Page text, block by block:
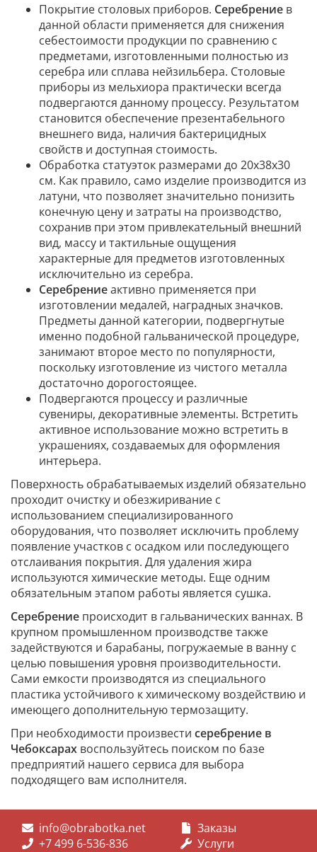
Покрытие столовых приборов. Серебрение в
данной области применяется для снижения
себестоимости продукции по сравнению с
предметами, изготовленными полностью из
серебра или сплава нейзильбера. Столовые
приборы из мельхиора практически всегда
подвергаются данному процессу. Результатом
становится обеспечение презентабельного
внешнего вида, наличия бактерицидных
свойств и доступная стоимость.
Обработка статуэток размерами до 20х38х30
см. Как правило, само изделие производится из
латуни, что позволяет значительно понизить
конечную цену и затраты на производство,
сохранив при этом привлекательный внешний
вид, массу и тактильные ощущения
характерные для предметов изготовленных
исключительно из серебра.
Серебрениеактивно применяется при
изготовлении медалей, наградных значков.
Предметы данной категории, подвергнутые
именно подобной гальванической процедуре,
занимают второе место по популярности,
поскольку изготовление из чистого металла
достаточно дорогостоящее.
Подвергаются процессу и различные
сувениры, декоративные элементы. Встретить
активное использование можно встретить в
украшениях, создаваемых для оформления
интерьера.
Поверхность обрабатываемых изделий обязательно
проходит очистку и обезжиривание с
использованием специализированного
оборудования, что позволяет исключить проблему
появление участков с осадком или последующего
отслаивания покрытия. Для удаления жира
используются химические методы. Еще одним
обязательным этапом работы является сушка.
Серебрение происходит в гальванических ваннах. В
крупном промышленном производстве также
задействуются и барабаны, погружаемые в ванну с
целью повышения уровня производительности.
Сами емкости производятся из специального
пластика устойчивого к химическому воздействию и
имеющего дополнительную термозащиту.
При необходимости произвести серебрение в
Чебоксарах воспользуйтесь поиском по базе
предприятий нашего сервиса для выбора
подходящего вам исполнителя.
info@obrabotka.net
+7 499 6-536-836
Заказы
Услуги